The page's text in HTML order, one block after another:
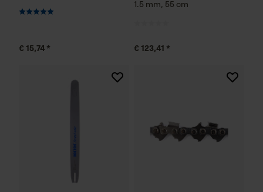
€ 15,74 *
1.5 mm, 55 cm
€ 123,41 *
Gespeicherter Warenkorb
Geo-IP und User Detection
Google Maps
Marketing Cookies